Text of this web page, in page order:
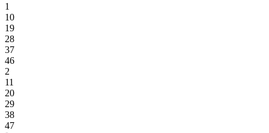
1
10
19
28
37
46
2
11
20
29
38
47